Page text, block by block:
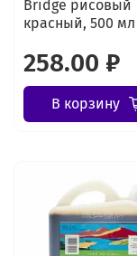
Bridge рисовый
красный, 500 мл
258.00 ₽
В корзину